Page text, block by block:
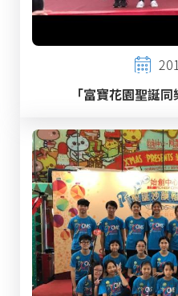
「富寶花園聖誕